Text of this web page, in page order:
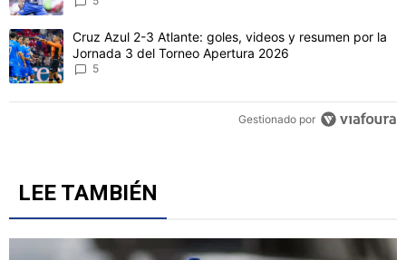
CONVERSACIONES ACTIVAS
Este listado muestra los artículos con más comentarios en los
Un artículo de tendencia con el título "Revelan un detalle clave
Revelan un detalle clave en la negociación con el Toro
Fernández y el fichaje de un '9' a Cruz Azul
Un artículo de tendencia con el título "Cruz Azul 2-3 Atlante:
Cruz Azul 2-3 Atlante: goles, videos y resumen por la